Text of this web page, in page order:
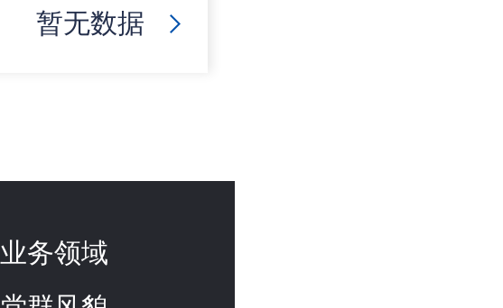
暂无数据
业务领域